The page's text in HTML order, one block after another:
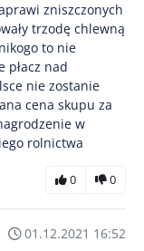
zniszczonych
trzodę chlewną
to nie
płacz nad
nie zostanie
cena skupu za
w
rolnictwa
0 0
01.12.2021 16:52